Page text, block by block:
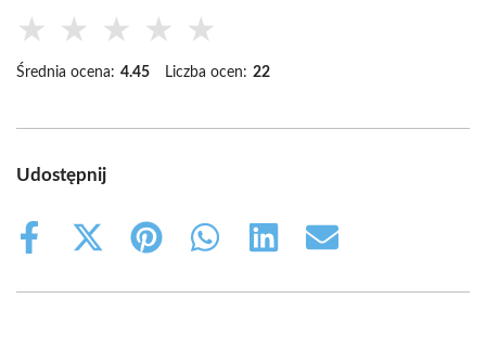
★ ★ ★ ★ ★
Średnia ocena: 4.45 Liczba ocen: 22
Udostępnij
Share
Share
(Twitter)
Share
Share
Share
Share